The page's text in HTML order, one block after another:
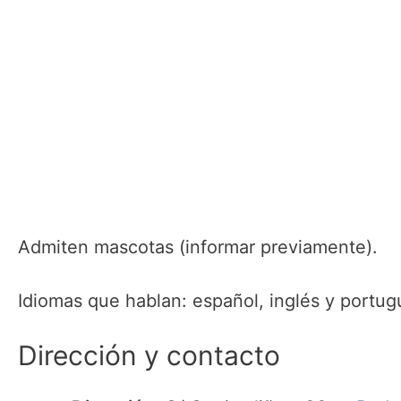
Admiten mascotas (informar previamente).
Idiomas que hablan: español, inglés y
Dirección y contacto